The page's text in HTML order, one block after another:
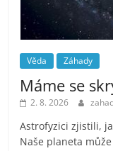
Věda Záhady
Máme se
2. 8. 2026
Astrofyzici zjistili,
Naše planeta